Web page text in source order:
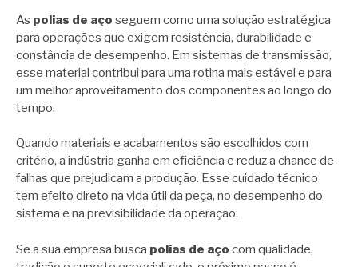
As polias de aço seguem como uma solução estratégica
para operações que exigem resistência, durabilidade e
constância de desempenho. Em sistemas de transmissão,
esse material contribui para uma rotina mais estável e para
um melhor aproveitamento dos componentes ao longo do
tempo.
Quando materiais e acabamentos são escolhidos com
critério, a indústria ganha em eficiência e reduz a chance de
falhas que prejudicam a produção. Esse cuidado técnico
tem efeito direto na vida útil da peça, no desempenho do
sistema e na previsibilidade da operação.
Se a sua empresa busca polias de aço com qualidade,